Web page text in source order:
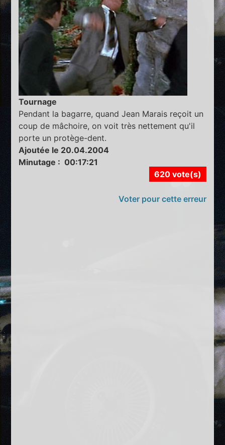
Tournage
Pendant la bagarre, quand Jean Marais reçoit un
coup de mâchoire, on voit très nettement qu'il
porte un protège-dent.
Ajoutée le 20.04.2004
Minutage : 00:17:21
620 vote(s)
Voter pour cette erreur